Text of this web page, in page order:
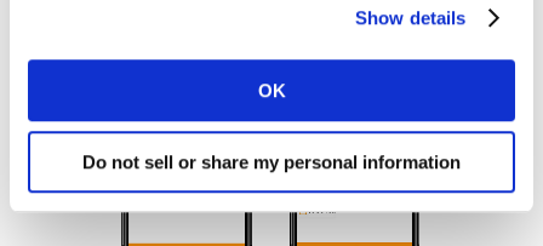
Show details
OK
Do not sell or share my personal information